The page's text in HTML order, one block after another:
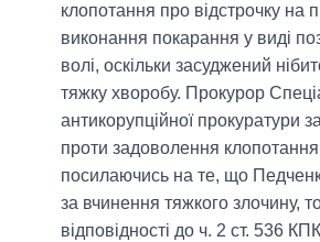
клопотання про відстрочку на
виконання покарання у виді
волі, оскільки засуджений
тяжку хворобу. Прокурор
антикорупційної прокуратури
проти задоволення
посилаючись на те, що
за вчинення тяжкого злочину,
відповідності до ч. 2 ст. 536